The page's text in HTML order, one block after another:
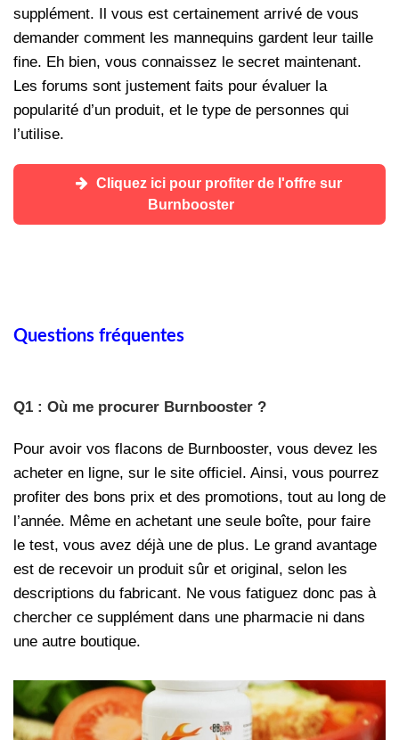
supplément. Il vous est certainement arrivé de vous
demander comment les mannequins gardent leur taille
fine. Eh bien, vous connaissez le secret maintenant.
Les forums sont justement faits pour évaluer la
popularité d’un produit, et le type de personnes qui
l’utilise.
Cliquez ici pour profiter de l'offre sur
Burnbooster
Questions fréquentes
Q1 : Où me procurer Burnbooster ?
Pour avoir vos flacons de Burnbooster, vous devez les
acheter en ligne, sur le site officiel. Ainsi, vous pourrez
profiter des bons prix et des promotions, tout au long de
l’année. Même en achetant une seule boîte, pour faire
le test, vous avez déjà une de plus. Le grand avantage
est de recevoir un produit sûr et original, selon les
descriptions du fabricant. Ne vous fatiguez donc pas à
chercher ce supplément dans une pharmacie ni dans
une autre boutique.